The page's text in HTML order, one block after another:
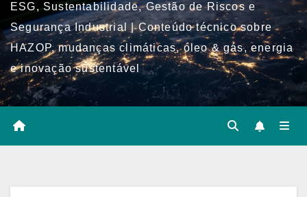
ESG, Sustentabilidade, Gestão de Riscos e
Segurança Industrial | Conteúdo técnico sobre
HAZOP, mudanças climáticas, óleo & gás, energia
e inovação sustentável